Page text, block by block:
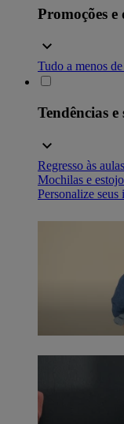
Promoções e
Tudo a menos
Tendências e
Regresso às aulas
Mochilas e
Personalize seus